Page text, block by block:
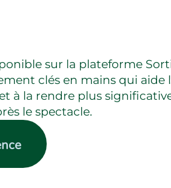
sur la plateforme
clés en mains qui aide
à la rendre plus
le spectacle.